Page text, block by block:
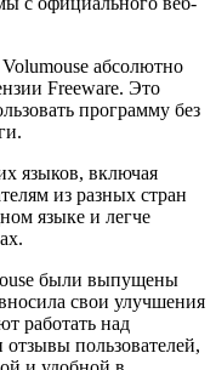
абсолютно
Freeware. Это
программу без
языков, включая
из разных стран
языке и легче
были выпущены
свои улучшения
работать над
пользователей,